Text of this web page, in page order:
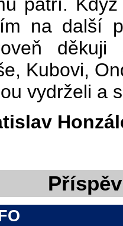
na další
děkuji
Kubovi,
vydrželi a